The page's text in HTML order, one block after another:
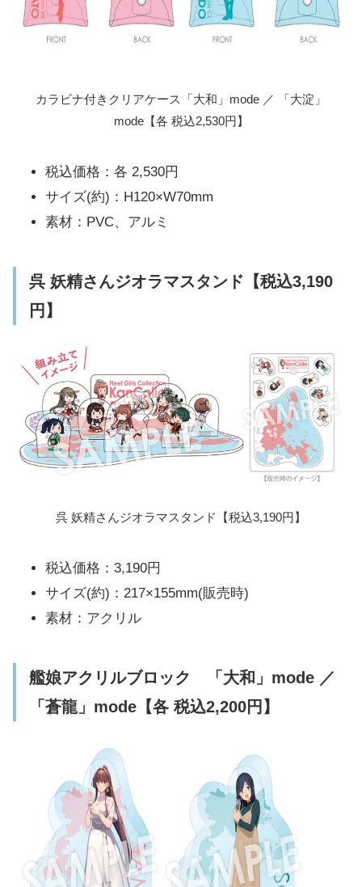
カラビナ付きクリアケース「大和」mode ／ 「大淀」
mode【各 税込2,530円】
税込価格：各 2,530円
サイズ(約)：H120×W70mm
素材：PVC、アルミ
呉 妖精さんジオラマスタンド【税込3,190
円】
呉 妖精さんジオラマスタンド【税込3,190円】
税込価格：3,190円
サイズ(約)：217×155mm(販売時)
素材：アクリル
艦娘アクリルブロック 「大和」mode ／
「蒼龍」mode【各 税込2,200円】